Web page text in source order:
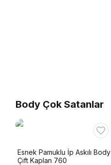
Body Çok Satanlar
Esnek Pamuklu İp Askılı Body
Çift Kaplan 760